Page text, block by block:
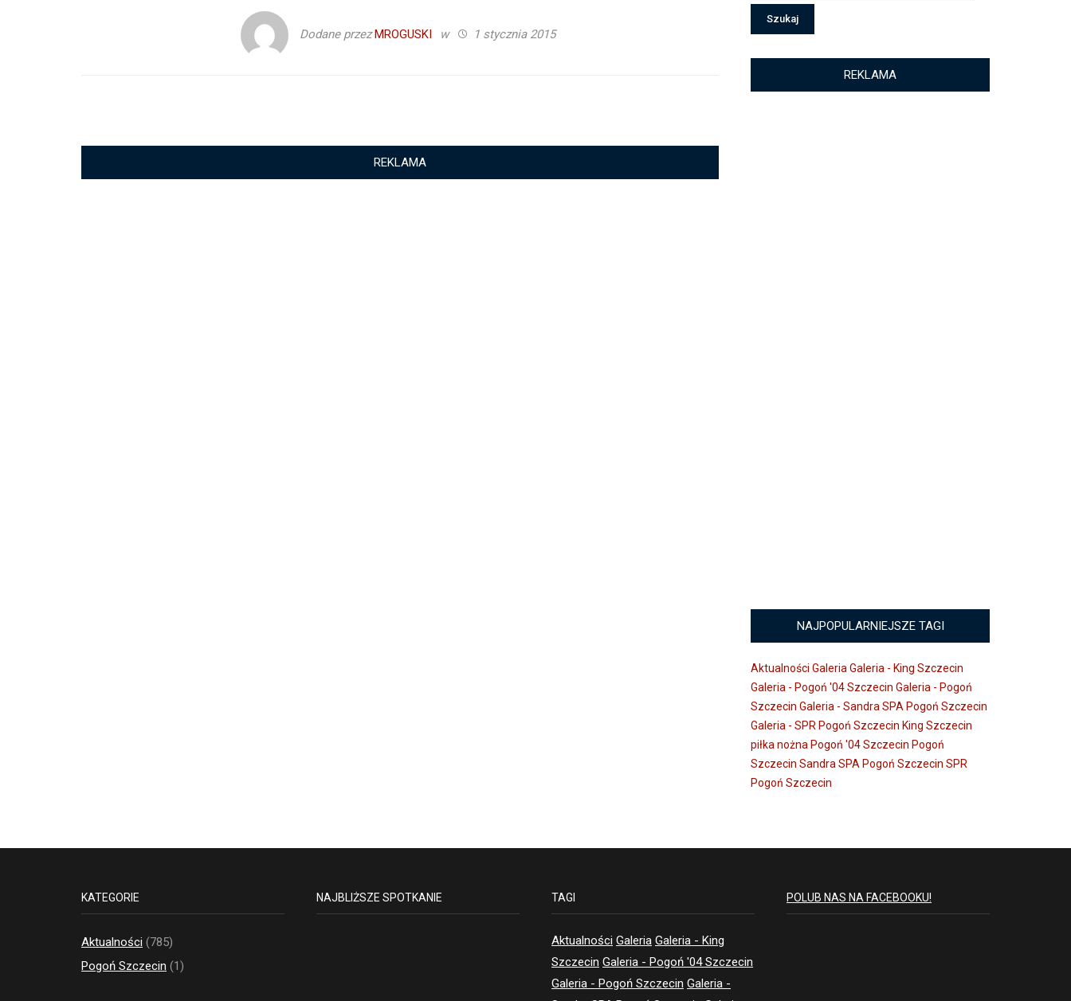
Dodane przezMROGUSKI w 1 stycznia 2015
REKLAMA
REKLAMA
NAJPOPULARNIEJSZE TAGI
Aktualności Galeria Galeria - King Szczecin
Galeria - Pogoń '04 Szczecin Galeria - Pogoń
Szczecin Galeria - Sandra SPA Pogoń Szczecin
Galeria - SPR Pogoń Szczecin King Szczecin
piłka nożna Pogoń '04 Szczecin Pogoń
Szczecin Sandra SPA Pogoń Szczecin SPR
Pogoń Szczecin
KATEGORIE
Aktualności (785)
Pogoń Szczecin (1)
NAJBLIŻSZE SPOTKANIE TAGI
Aktualności Galeria Galeria - King
Szczecin Galeria - Pogoń '04 Szczecin
Galeria - Pogoń Szczecin Galeria -
POLUB NAS NA FACEBOOKU!